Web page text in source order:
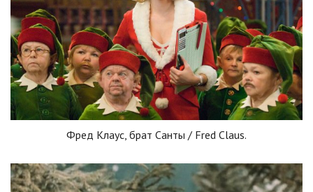
Фред Клаус, брат Санты / Fred Claus.